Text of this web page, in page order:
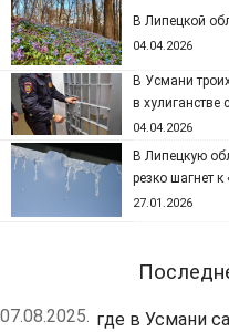
В Липецкой
04.04.2026
В Усмани
в хулиганстве
04.04.2026
В Липецкую
резко шагнет
27.01.2026
07.08.2025. где в Усмани